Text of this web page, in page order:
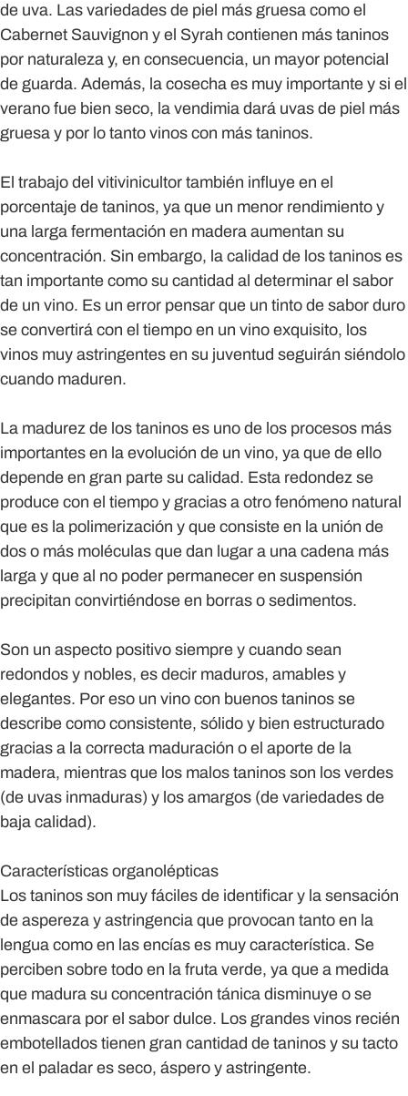
de uva. Las variedades de piel más gruesa como el
Cabernet Sauvignon y el Syrah contienen más taninos
por naturaleza y, en consecuencia, un mayor potencial
de guarda. Además, la cosecha es muy importante y si el
verano fue bien seco, la vendimia dará uvas de piel más
gruesa y por lo tanto vinos con más taninos.
El trabajo del vitivinicultor también influye en el
porcentaje de taninos, ya que un menor rendimiento y
una larga fermentación en madera aumentan su
concentración. Sin embargo, la calidad de los taninos es
tan importante como su cantidad al determinar el sabor
de un vino. Es un error pensar que un tinto de sabor duro
se convertirá con el tiempo en un vino exquisito, los
vinos muy astringentes en su juventud seguirán siéndolo
cuando maduren.
La madurez de los taninos es uno de los procesos más
importantes en la evolución de un vino, ya que de ello
depende en gran parte su calidad. Esta redondez se
produce con el tiempo y gracias a otro fenómeno natural
que es la polimerización y que consiste en la unión de
dos o más moléculas que dan lugar a una cadena más
larga y que al no poder permanecer en suspensión
precipitan convirtiéndose en borras o sedimentos.
Son un aspecto positivo siempre y cuando sean
redondos y nobles, es decir maduros, amables y
elegantes. Por eso un vino con buenos taninos se
describe como consistente, sólido y bien estructurado
gracias a la correcta maduración o el aporte de la
madera, mientras que los malos taninos son los verdes
(de uvas inmaduras) y los amargos (de variedades de
baja calidad).
Características organolépticas
Los taninos son muy fáciles de identificar y la sensación
de aspereza y astringencia que provocan tanto en la
lengua como en las encías es muy característica. Se
perciben sobre todo en la fruta verde, ya que a medida
que madura su concentración tánica disminuye o se
enmascara por el sabor dulce. Los grandes vinos recién
embotellados tienen gran cantidad de taninos y su tacto
en el paladar es seco, áspero y astringente.